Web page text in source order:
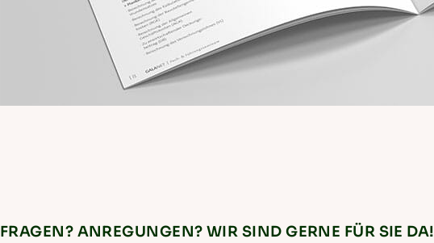
FRAGEN? ANREGUNGEN? WIR SIND GERNE FÜR SIE DA!